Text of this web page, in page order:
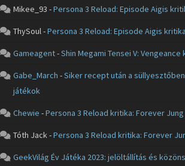
Mikee_93 -Persona 3 Reload: Episode Aigis
ThySoul-Persona 3 Reload: Episode Aigis
Gameagent-Shin Megami Tensei V:
Gabe_March -Siker recept után a
játékok
Chewie -Persona 3 Reload kritika: Forever
Tóth Jack-Persona 3 Reload kritika: Forever
GeekVilág Év Játéka 2023: jelöltállítás és